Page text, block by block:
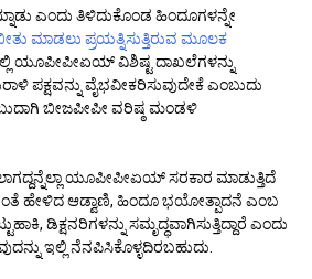
ಎಂದು ತಿಳಿದುಕೊಂಡ ಹಿಂದೂಗಳನ್ನೇ
ಮಾಡಲು ಪ್ರಯತ್ನಿಸುತ್ತಿರುವ ಮೂಲಕ
ಯೂಪೀಪೀಏಯ್ ವಿಶಿಷ್ಟ ದಾಖಲೆಗಳನ್ನು
ಪಕ್ಷವನ್ನು ವೈಭವೀಕರಿಸುವುದೇಕೆ ಎಂಬುದು
ಬೀಜಪೀಪೀ ವರಿಷ್ಠ ಮಂಡಳಿ
ಯೂಪೀಪೀಏಯ್ ಸರಕಾರ ಮಾಡುತ್ತಿದೆ
ಹೇಳಿದ ಆಡ್ವಾಣಿ, ಹಿಂದೂ ಭಯೋತ್ಪಾದನೆ ಎಂಬ
ಡಿಕ್ಷನರಿಗಳನ್ನು ಸಮೃದ್ಧವಾಗಿಸುತ್ತಿದ್ದಾರೆ ಎಂದು
ಇಲ್ಲಿ ನೆನಪಿಸಿಕೊಳ್ಳದಿರಬಹುದು.